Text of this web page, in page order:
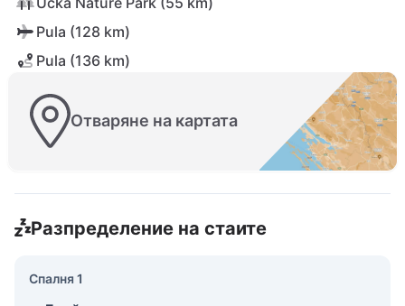
Pula (128 km)
Pula (136 km)
Отваряне на картата
Разпределение на стаите
Спалня 1